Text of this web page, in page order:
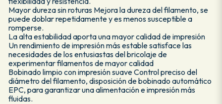
Mayor dureza sin roturas Mejora la dureza del filamento, se
puede doblar repetidamente y es menos susceptible a
romperse.
La alta estabilidad aporta una mayor calidad de impresión
Un rendimiento de impresión más estable satisface las
necesidades de los entusiastas del bricolaje de
experimentar filamentos de mayor calidad
Bobinado limpio con impresión suave Control preciso del
diámetro del filamento, disposición de bobinado automático
EPC, para garantizar una alimentación e impresión más
fluidas.